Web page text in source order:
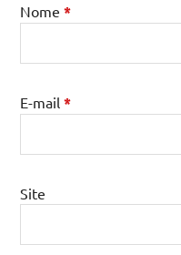
Nome*
E-mail*
Site